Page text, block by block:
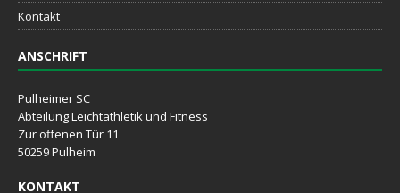
Kontakt
ANSCHRIFT
Pulheimer SC
Abteilung Leichtathletik und Fitness
Zur offenen Tür 11
50259 Pulheim
KONTAKT